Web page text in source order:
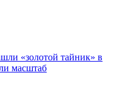
«золотой тайник» в
масштаб